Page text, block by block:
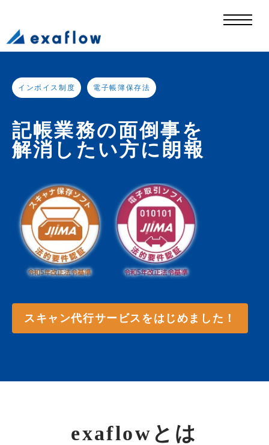
インボイス制度 電子帳簿保存法
記帳業務の面倒事を
解消したい方に朗報
スキャン代行サービスをはじめました！
exaflowとは